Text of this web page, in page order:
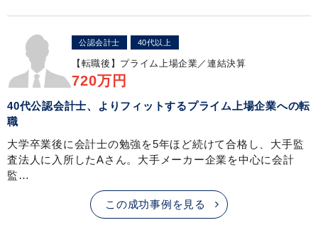
公認会計士 40代以上
【転職後】 プライム上場企業／連結決算
720万円
40代公認会計士、よりフィットするプライム上場企業への転
職
大学卒業後に会計士の勉強を5年ほど続けて合格し、大手監
査法人に入所したAさん。大手メーカー企業を中心に会計
監…
この成功事例を見る